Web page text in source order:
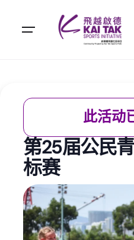
此活动
第25届公民
标赛